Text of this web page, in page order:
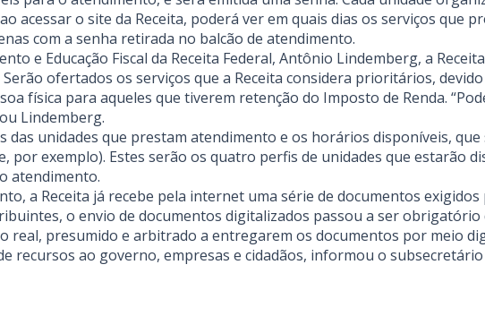
acessar o site da Receita, poderá ver em quais dias os serviços que
com a senha retirada no balcão de atendimento.
e Educação Fiscal da Receita Federal, Antônio Lindemberg, a
ofertados os serviços que a Receita considera prioritários,
física para aqueles que tiverem retenção do Imposto de Renda.
Lindemberg.
das unidades que prestam atendimento e os horários disponíveis,
exemplo). Estes serão os quatro perfis de unidades que estarão
atendimento.
a Receita já recebe pela internet uma série de documentos
o envio de documentos digitalizados passou a ser obrigatório
real, presumido e arbitrado a entregarem os documentos por meio
recursos ao governo, empresas e cidadãos, informou o